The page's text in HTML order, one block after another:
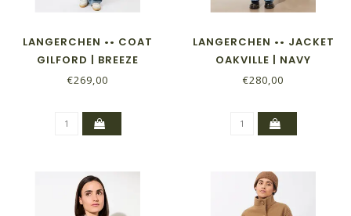
LANGERCHEN •• COAT
GILFORD | BREEZE
€269,00
LANGERCHEN •• JACKET
OAKVILLE | NAVY
€280,00